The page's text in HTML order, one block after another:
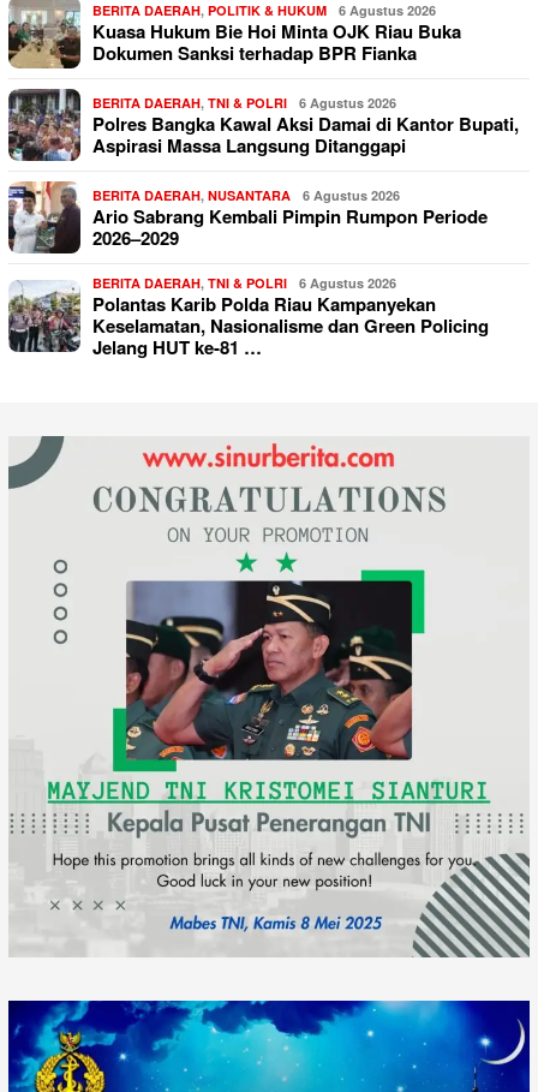
BERITA DAERAH, POLITIK & HUKUM 6 Agustus 2026
Kuasa Hukum Bie Hoi Minta OJK Riau Buka
Dokumen Sanksi terhadap BPR Fianka
BERITA DAERAH, TNI & POLRI 6 Agustus 2026
Polres Bangka Kawal Aksi Damai di Kantor Bupati,
Aspirasi Massa Langsung Ditanggapi
BERITA DAERAH, NUSANTARA 6 Agustus 2026
Ario Sabrang Kembali Pimpin Rumpon Periode
2026–2029
BERITA DAERAH, TNI & POLRI 6 Agustus 2026
Polantas Karib Polda Riau Kampanyekan
Keselamatan, Nasionalisme dan Green Policing
Jelang HUT ke-81 …